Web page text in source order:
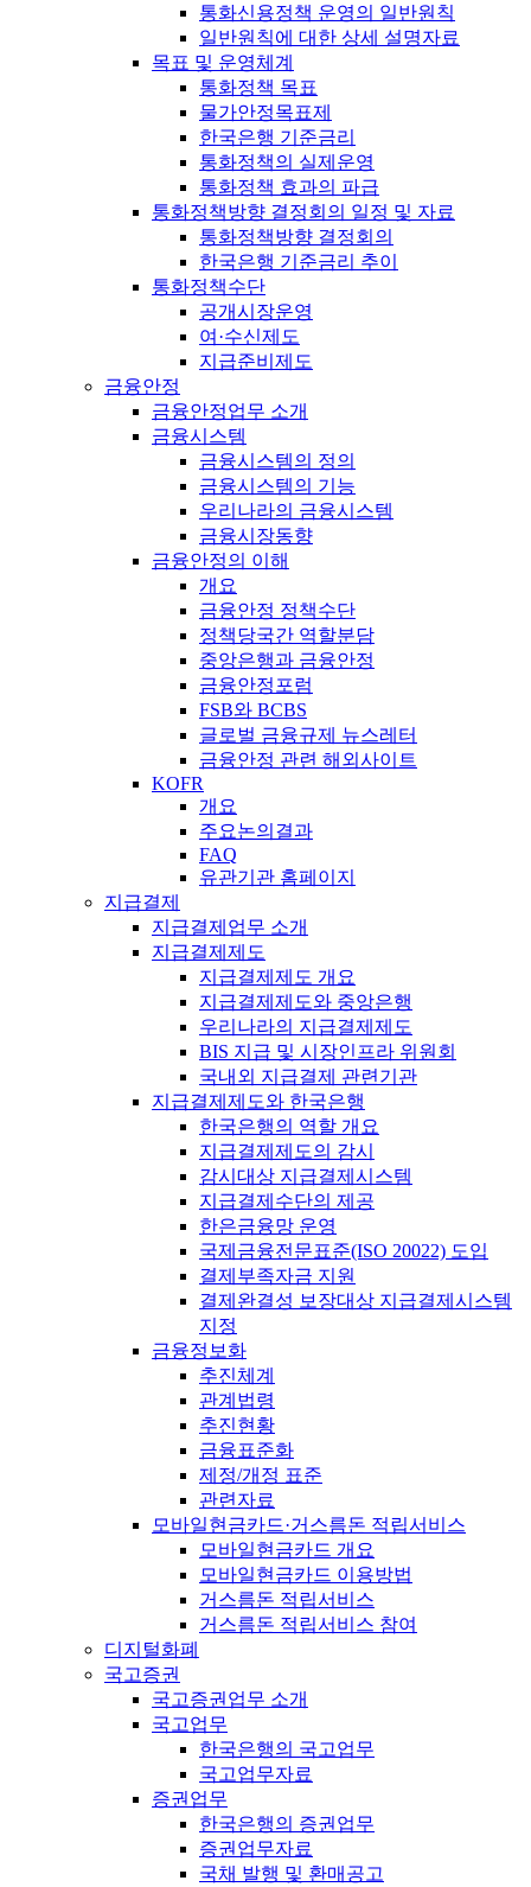
통화신용정책 운영의 일반원칙
일반원칙에 대한 상세 설명자료
목표 및 운영체계
통화정책 목표
물가안정목표제
한국은행 기준금리
통화정책의 실제운영
통화정책 효과의 파급
통화정책방향 결정회의 일정 및 자료
통화정책방향 결정회의
한국은행 기준금리 추이
통화정책수단
공개시장운영
여·수신제도
지급준비제도
금융안정
금융안정업무 소개
금융시스템
금융시스템의 정의
금융시스템의 기능
우리나라의 금융시스템
금융시장동향
금융안정의 이해
개요
금융안정 정책수단
정책당국간 역할분담
중앙은행과 금융안정
금융안정포럼
FSB와 BCBS
글로벌 금융규제 뉴스레터
금융안정 관련 해외사이트
KOFR
개요
주요논의결과
FAQ
유관기관 홈페이지
지급결제
지급결제업무 소개
지급결제제도
지급결제제도 개요
지급결제제도와 중앙은행
우리나라의 지급결제제도
BIS 지급 및 시장인프라 위원회
국내외 지급결제 관련기관
지급결제제도와 한국은행
한국은행의 역할 개요
지급결제제도의 감시
감시대상 지급결제시스템
지급결제수단의 제공
한은금융망 운영
국제금융전문표준(ISO 20022) 도입
결제부족자금 지원
결제완결성 보장대상 지급결제시스템
지정
금융정보화
추진체계
관계법령
추진현황
금융표준화
제정/개정 표준
관련자료
모바일현금카드·거스름돈 적립서비스
모바일현금카드 개요
모바일현금카드 이용방법
거스름돈 적립서비스
거스름돈 적립서비스 참여
디지털화폐
국고증권
국고증권업무 소개
국고업무
한국은행의 국고업무
국고업무자료
증권업무
한국은행의 증권업무
증권업무자료
국채 발행 및 환매공고